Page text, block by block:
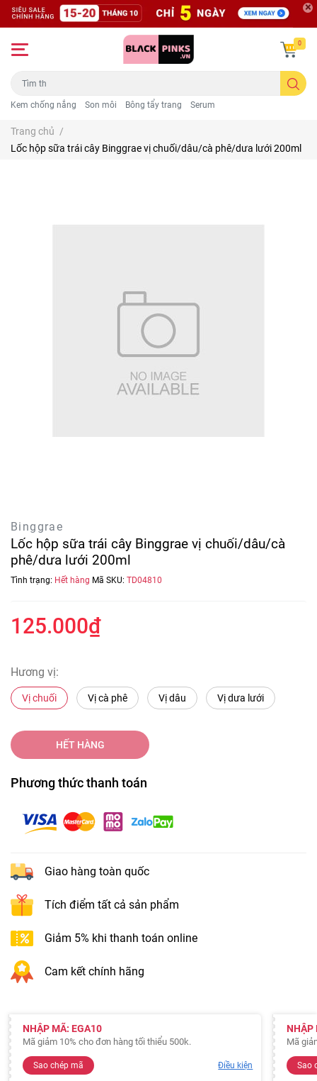
Kem chống nắng Son môi Bông tẩy trang Serum
0
Trang chủ /
Lốc hộp sữa trái cây Binggrae vị chuối/dâu/cà phê/dưa lưới 200ml
Binggrae
Lốc hộp sữa trái cây Binggrae vị chuối/dâu/cà
phê/dưa lưới 200ml
Tình trạng: Hết hàng Mã SKU: TD04810
125.000₫
Hương vị:
Vị chuối Vị cà phê Vị dâu Vị dưa lưới
HẾT HÀNG
Phương thức thanh toán
Giao hàng toàn quốc
Tích điểm tất cả sản phẩm
Giảm 5% khi thanh toán online
Cam kết chính hãng
NHẬP MÃ: EGA10
Mã giảm 10% cho đơn hàng tối thiểu 500k.
Sao chép mã Điều kiện
NHẬP
Mã
Sao